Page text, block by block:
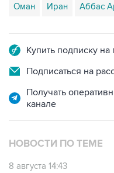
Оман Иран Аббас
Купить подписку
Подписаться на
Получать
канале
НОВОСТИ ПО ТЕМЕ
8 августа 14:43